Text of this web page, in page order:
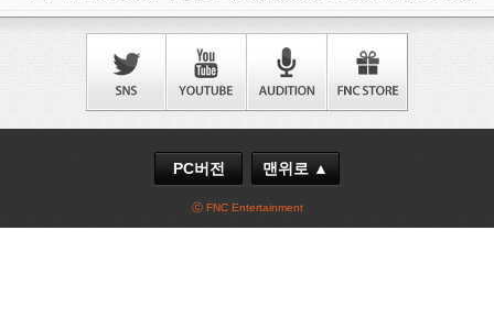
PC버전 맨위로 ▲
ⓒ FNC Entertainment